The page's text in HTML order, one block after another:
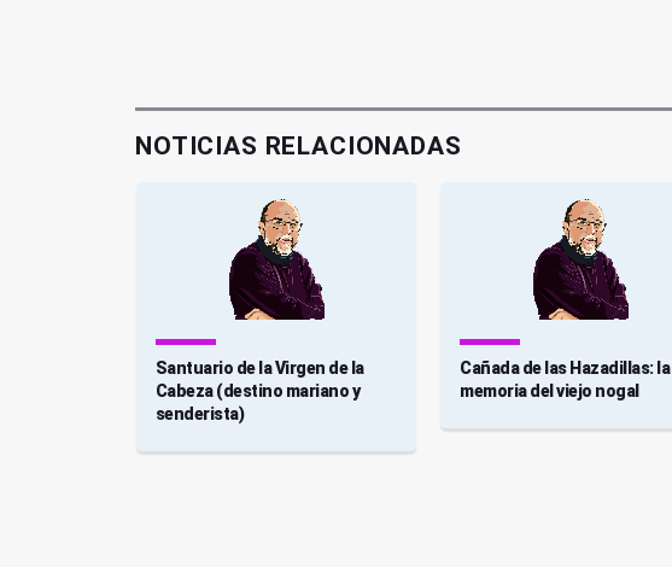
NOTICIAS RELACIONADAS
Santuario de la Virgen de la
Cabeza (destino mariano y
senderista)
Cañada de las Hazadillas: la
memoria del viejo nogal